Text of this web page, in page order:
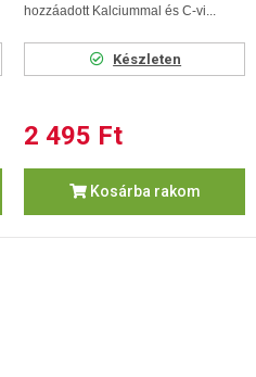
hozzáadott Kalciummal és C-vi...
Készleten
2 495 Ft
Kosárba rakom